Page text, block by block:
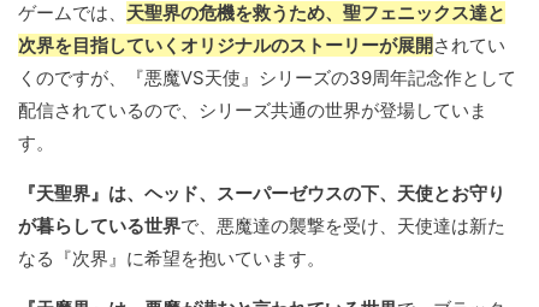
ゲームでは、 天聖界の危機を救うため、聖フェニックス達と
次界を目指していくオリジナルのストーリーが展開 されてい
くのですが、『悪魔VS天使』シリーズの39周年記念作として
配信されているので、シリーズ共通の世界が登場していま
す。
『天聖界』は、ヘッド、スーパーゼウスの下、天使とお守り
が暮らしている世界で、悪魔達の襲撃を受け、天使達は新た
なる『次界』に希望を抱いています。